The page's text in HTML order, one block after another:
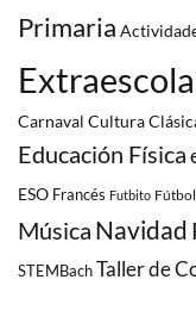
Primaria
Carnaval Cultura
Educación Física
ESO Francés Futbito Fútbol
Música Navidad
STEMBachTaller de